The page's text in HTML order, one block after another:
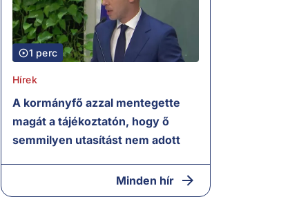
1 perc
Hírek
A kormányfő azzal mentegette
magát a tájékoztatón, hogy ő
semmilyen utasítást nem adott
Minden hír